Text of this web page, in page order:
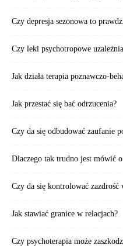
Czy depresja sezonowa to
Czy leki psychotropowe
Jak działa terapia poznawczo-
Jak przestać się bać odrzucenia?
Czy da się odbudować zaufanie
Dlaczego tak trudno jest mówić
Czy da się kontrolować zazdrość
Jak stawiać granice w relacjach?
Czy psychoterapia może